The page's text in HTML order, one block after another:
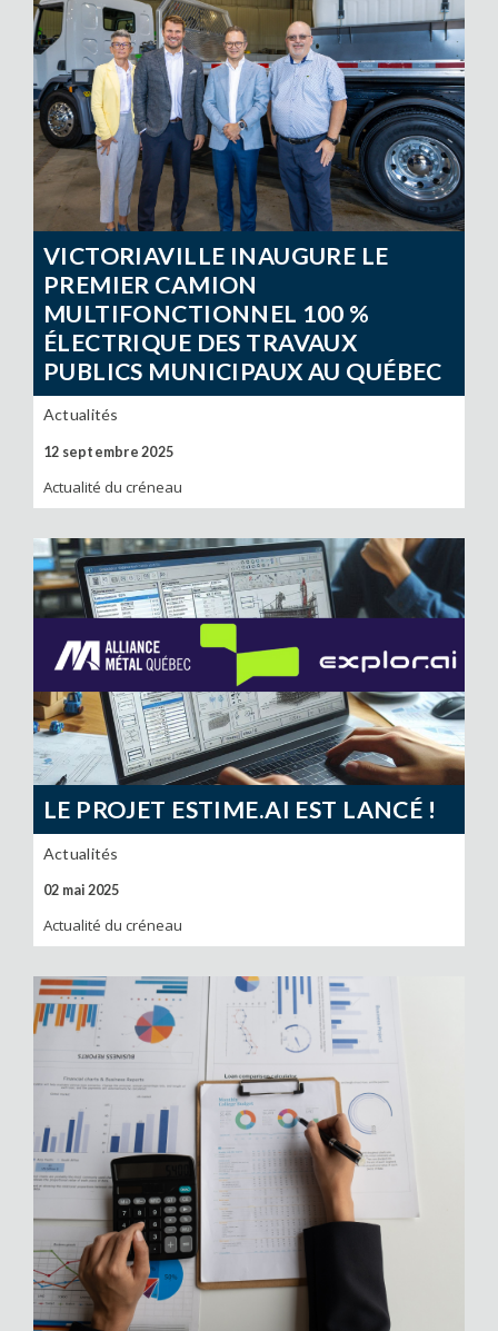
VICTORIAVILLE INAUGURE LE
PREMIER CAMION
MULTIFONCTIONNEL 100 %
ÉLECTRIQUE DES TRAVAUX
PUBLICS MUNICIPAUX AU QUÉBEC
Actualités
12 septembre 2025
Actualité du créneau
LE PROJET ESTIME.AI EST LANCÉ !
Actualités
02 mai 2025
Actualité du créneau